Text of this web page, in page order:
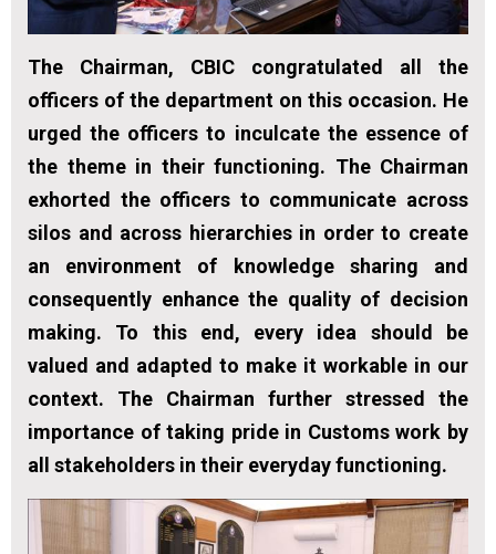
The Chairman, CBIC congratulated all the
officers of the department on this occasion. He
urged the officers to inculcate the essence of
the theme in their functioning. The Chairman
exhorted the officers to communicate across
silos and across hierarchies in order to create
an environment of knowledge sharing and
consequently enhance the quality of decision
making. To this end, every idea should be
valued and adapted to make it workable in our
context. The Chairman further stressed the
importance of taking pride in Customs work by
all stakeholders in their everyday functioning.